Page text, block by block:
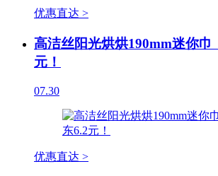
优惠直达 >
高洁丝阳光烘烘190mm迷你巾
元！
07.30
优惠直达 >